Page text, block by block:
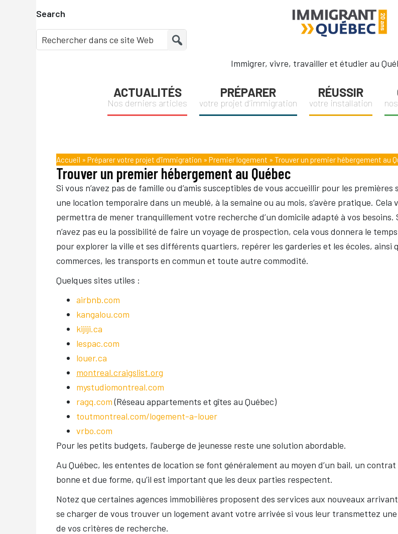
navigation
Immigrer, vivre, travailler et étudier au
Search
ACTUALITÉS
Nos derniers articles
PRÉPARER
votre projet d’immigration
RÉUSSIR
votre installation
Accueil » Préparer votre projet d'immigration » Premier logement » Trouver un premier hébergement au
Trouver un premier hébergement au Québec
Si vous n’avez pas de famille ou d’amis susceptibles de vous accueillir pour les premières
une location temporaire dans un meublé, à la semaine ou au mois, s’avère pratique. Cela
permettra de mener tranquillement votre recherche d’un domicile adapté à vos besoins.
n’avez pas eu la possibilité de faire un voyage de prospection, cela vous donnera le
pour explorer la ville et ses différents quartiers, repérer les garderies et les écoles, ainsi
commerces, les transports en commun et toute autre commodité.
Quelques sites utiles :
airbnb.com
kangalou.com
kijiji.ca
lespac.com
louer.ca
montreal.craigslist.org
mystudiomontreal.com
ragq.com(Réseau appartements et gîtes au Québec)
toutmontreal.com/logement-a-louer
vrbo.com
Pour les petits budgets, l’auberge de jeunesse reste une solution abordable.
Au Québec, les ententes de location se font généralement au moyen d’un bail, un
bonne et due forme, qu’il est important que les deux parties respectent.
Notez que certaines agences immobilières proposent des services aux nouveaux
se charger de vous trouver un logement avant votre arrivée si vous leur transmettez
de vos critères de recherche.